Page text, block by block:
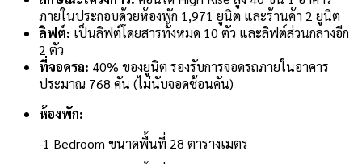
ภายในประกอบด้วยห้องพัก 1,971 ยูนิต และร้านค้า 2 ยูนิต
ลิฟต์: เป็นลิฟต์โดยสารทั้งหมด 10 ตัว และลิฟต์ส่วนกลางอีก
2 ตัว
ที่จอดรถ: 40% ของยูนิต รองรับการจอดรถภายในอาคาร
ประมาณ 768 คัน (ไม่นับจอดซ้อนคัน)
ห้องพัก:
-1 Bedroom ขนาดพื้นที่ 28 ตารางเมตร